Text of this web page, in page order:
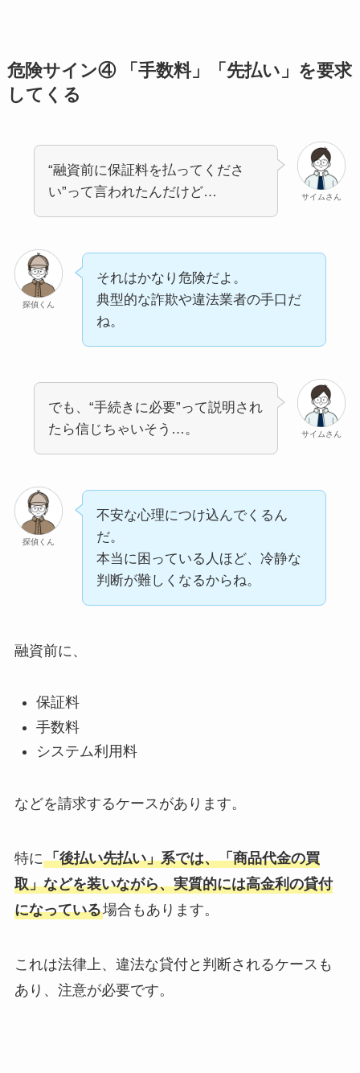
危険サイン④ 「手数料」「先払い」を要求
してくる
サイムさん
“融資前に保証料を払ってくださ
い”って言われたんだけど…
探偵くん
それはかなり危険だよ。
典型的な詐欺や違法業者の手口だ
ね。
サイムさん
でも、“手続きに必要”って説明され
たら信じちゃいそう…。
探偵くん
不安な心理につけ込んでくるん
だ。
本当に困っている人ほど、冷静な
判断が難しくなるからね。
融資前に、
保証料
手数料
システム利用料
などを請求するケースがあります。
特に「後払い先払い」系では、「商品代金の買
取」などを装いながら、実質的には高金利の貸付
になっている場合もあります。
これは法律上、違法な貸付と判断されるケースも
あり、注意が必要です。